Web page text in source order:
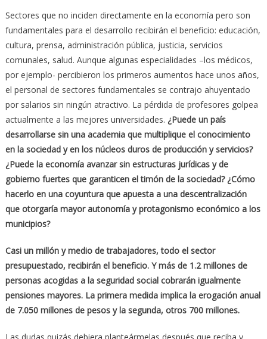
Sectores que no inciden directamente en la economía pero son
fundamentales para el desarrollo recibirán el beneficio: educación,
cultura, prensa, administración pública, justicia, servicios
comunales, salud. Aunque algunas especialidades –los médicos,
por ejemplo- percibieron los primeros aumentos hace unos años,
el personal de sectores fundamentales se contrajo ahuyentado
por salarios sin ningún atractivo. La pérdida de profesores golpea
actualmente a las mejores universidades. ¿Puede un país
desarrollarse sin una academia que multiplique el conocimiento
en la sociedad y en los núcleos duros de producción y servicios?
¿Puede la economía avanzar sin estructuras jurídicas y de
gobierno fuertes que garanticen el timón de la sociedad? ¿Cómo
hacerlo en una coyuntura que apuesta a una descentralización
que otorgaría mayor autonomía y protagonismo económico a los
municipios?
Casi un millón y medio de trabajadores, todo el sector
presupuestado, recibirán el beneficio. Y más de 1.2 millones de
personas acogidas a la seguridad social cobrarán igualmente
pensiones mayores. La primera medida implica la erogación anual
de 7.050 millones de pesos y la segunda, otros 700 millones.
Las dudas quizás debiera planteármelas después que reciba y